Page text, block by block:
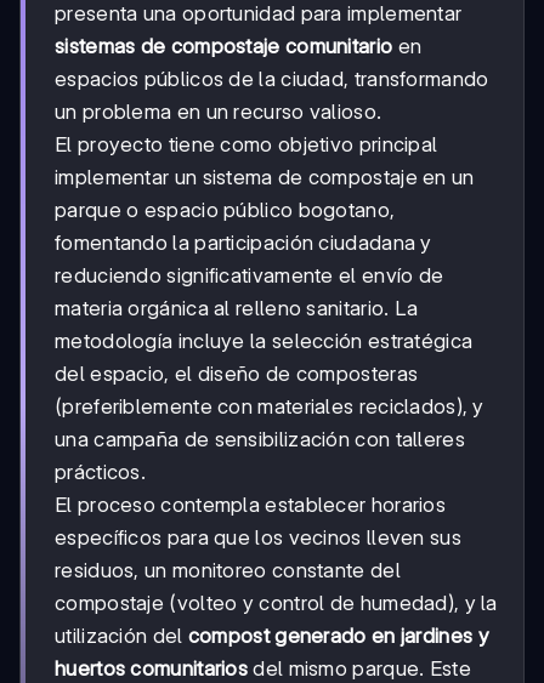
presenta una oportunidad para implementar
sistemas de compostaje comunitario en
espacios públicos de la ciudad, transformando
un problema en un recurso valioso.
El proyecto tiene como objetivo principal
implementar un sistema de compostaje en un
parque o espacio público bogotano,
fomentando la participación ciudadana y
reduciendo significativamente el envío de
materia orgánica al relleno sanitario. La
metodología incluye la selección estratégica
del espacio, el diseño de composteras
(preferiblemente con materiales reciclados), y
una campaña de sensibilización con talleres
prácticos.
El proceso contempla establecer horarios
específicos para que los vecinos lleven sus
residuos, un monitoreo constante del
compostaje (volteo y control de humedad), y la
utilización del compost generado en jardines y
huertos comunitarios del mismo parque. Este